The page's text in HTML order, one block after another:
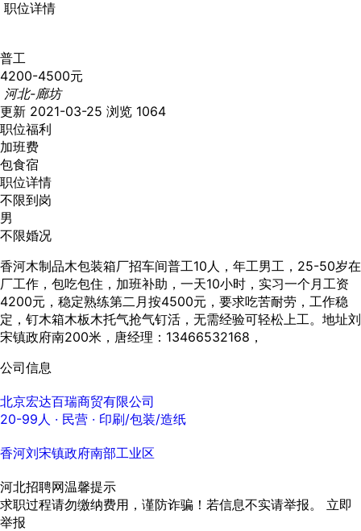
职位详情
普工
4200-4500元
河北-廊坊
更新 2021-03-25 浏览 1064
职位福利
加班费
包食宿
职位详情
不限到岗
男
不限婚况
香河木制品木包装箱厂招车间普工10人，年工男工，25-50岁在
厂工作，包吃包住，加班补助，一天10小时，实习一个月工资
4200元，稳定熟练第二月按4500元，要求吃苦耐劳，工作稳
定，钉木箱木板木托气抢气钉活，无需经验可轻松上工。地址刘
宋镇政府南200米，唐经理：13466532168，
公司信息
北京宏达百瑞商贸有限公司
20-99人 · 民营 · 印刷/包装/造纸
香河刘宋镇政府南部工业区
河北招聘网温馨提示
求职过程请勿缴纳费用，谨防诈骗！若信息不实请举报。 立即
举报